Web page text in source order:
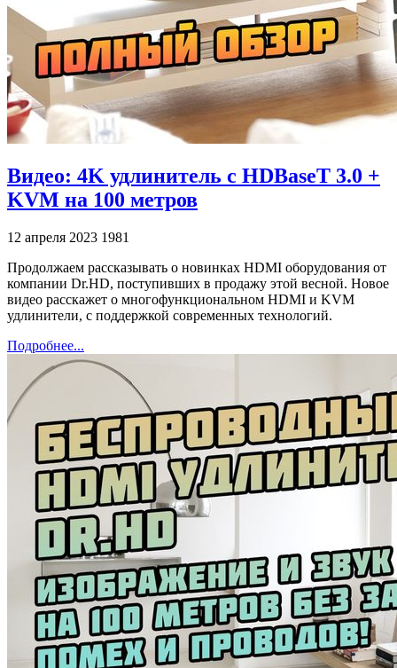
Видео: 4K удлинитель с HDBaseT 3.0 +
KVM на 100 метров
12 апреля 2023 1981
Продолжаем рассказывать о новинках HDMI оборудования от
компании Dr.HD, поступивших в продажу этой весной. Новое
видео расскажет о многофункциональном HDMI и KVM
удлинители, с поддержкой современных технологий.
Подробнее...